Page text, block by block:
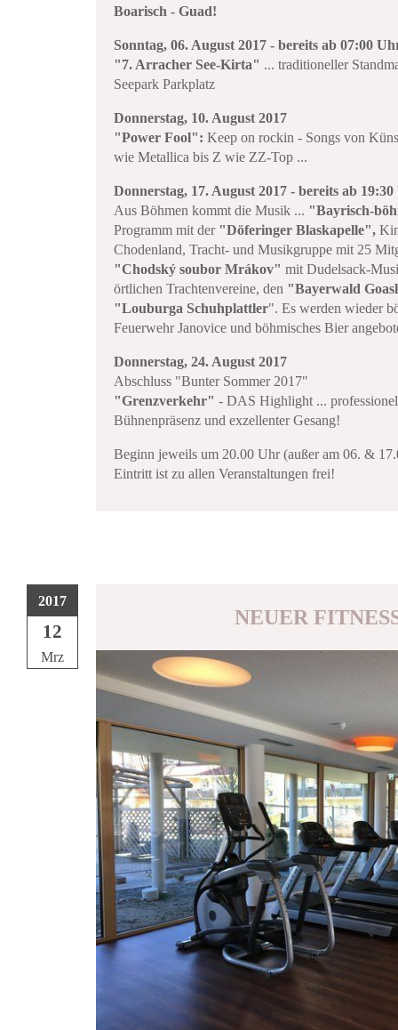
Boarisch - Guad!
Sonntag, 06. August 2017 - bereits ab 07:00
"7. Arracher See-Kirta" ... traditioneller
Seepark Parkplatz
Donnerstag, 10. August 2017
"Power Fool": Keep on rockin - Songs von
wie Metallica bis Z wie ZZ-Top ...
Donnerstag, 17. August 2017 - bereits ab
Aus Böhmen kommt die Musik ... "Bayrisch-
Programm mit der "Döferinger Blaskapelle",
Chodenland, Tracht- und Musikgruppe mit 25
"Chodský soubor Mrákov" mit Dudelsack-
örtlichen Trachtenvereine, den "Bayerwald
"Louburga Schuhplattler". Es werden wieder
Feuerwehr Janovice und böhmisches Bier
Donnerstag, 24. August 2017
Abschluss "Bunter Sommer 2017"
"Grenzverkehr" - DAS Highlight ...
Bühnenpräsenz und exzellenter Gesang!
Beginn jeweils um 20.00 Uhr (außer am 06. &
Eintritt ist zu allen Veranstaltungen frei!
2017
12
Mrz
NEUER